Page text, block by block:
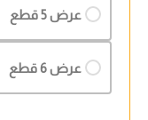
عرض 5 قطع
عرض 6 قطع